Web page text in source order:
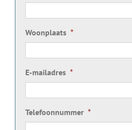
Woonplaats *
E-mailadres *
Telefoonnummer *